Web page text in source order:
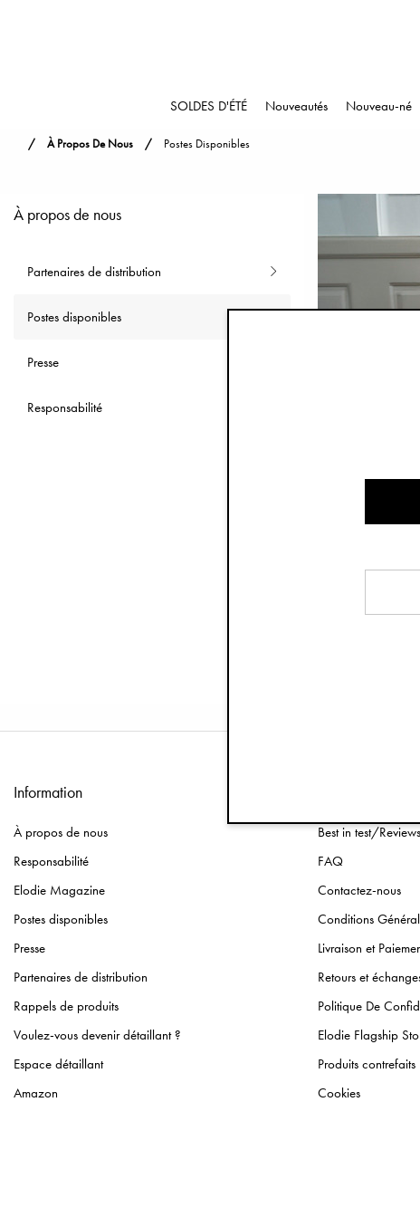
SOLDES D'ÉTÉ Nouveautés Nouveau-né
À Propos De Nous Postes Disponibles
À propos de nous
Partenaires de distribution
Postes disponibles
Presse
Responsabilité
Elodie est une
produits du
de produits
Postes
Information
À propos de nous
Responsabilité
Elodie Magazine
Postes disponibles
Presse
Partenaires de distribution
Rappels de produits
Voulez-vous devenir détaillant ?
Espace détaillant
Amazon
Best in test/Reviews
FAQ
Contactez-nous
Conditions
Livraison et
Retours et
Politique De
Elodie Flagship
Produits contrefaits
Cookies